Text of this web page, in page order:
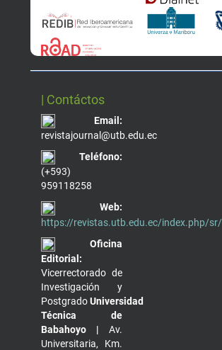
| Contáctos
Email:
revistajournal@utb.edu.ec
Teléfono:
(+593)
959118258
Web:
https://revistas.utb.edu.ec/index.php/sr/
Oficina
Editorial:
Vicerrectorado de
Investigación y
PostgradoUniversidad
Técnica de
Babahoyo | Av.
Universitaria, Km.